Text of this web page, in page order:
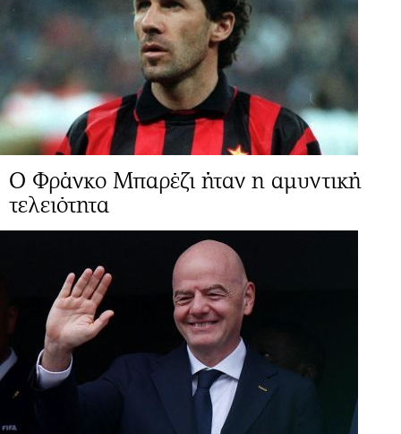
Ο Φράνκο Μπαρέζι ήταν η αμυντική
τελειότητα